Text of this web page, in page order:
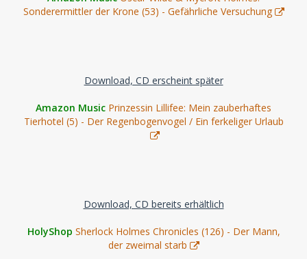
Sonderermittler der Krone (53) - Gefährliche Versuchung
Download, CD erscheint später
Amazon Music Prinzessin Lillifee: Mein zauberhaftes
Tierhotel (5) - Der Regenbogenvogel / Ein ferkeliger Urlaub
Download, CD bereits erhältlich
HolyShop Sherlock Holmes Chronicles (126) - Der Mann,
der zweimal starb